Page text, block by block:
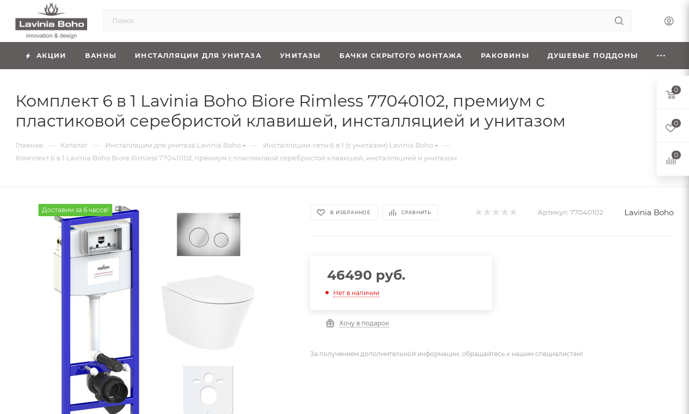
АКЦИИ ВАННЫ ИНСТАЛЛЯЦИИ ДЛЯ УНИТАЗА УНИТАЗЫ БАЧКИ СКРЫТОГО МОНТАЖА РАКОВИНЫ ДУШЕВЫЕ ПОДДОНЫ
Комплект 6 в 1 Lavinia Boho Biore Rimless 77040102, премиум с
пластиковой серебристой клавишей, инсталляцией и унитазом
Главная — Каталог — Инсталляции для унитаза Lavinia Boho — Инсталляции-сеты 6 в 1 (с унитазом) Lavinia Boho —
Комплект 6 в 1 Lavinia Boho Biore Rimless 77040102, премиум с пластиковой серебристой клавишей, инсталляцией и унитазом
Доставим за 6 часов! В ИЗБРАННОЕ СРАВНИТЬ Артикул: 77040102 Lavinia Boho
46490 руб.
Нет в наличии
Хочу в подарок
За получением дополнительной информации, обращайтесь к нашим специалистам!
0
0
0